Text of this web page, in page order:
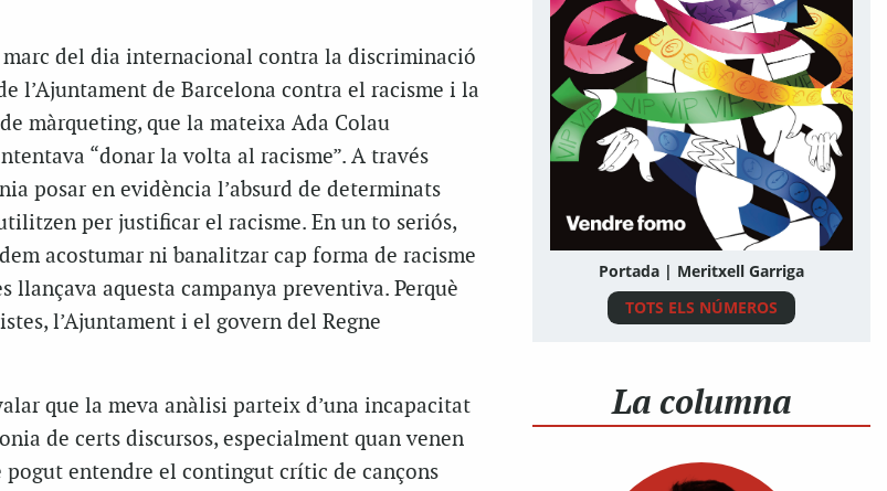
marc del dia internacional contra la discriminació
l’Ajuntament de Barcelona contra el racisme i la
màrqueting, que la mateixa Ada Colau
“donar la volta al racisme”. A través
posar en evidència l’absurd de determinats
per justificar el racisme. En un to seriós,
acostumar ni banalitzar cap forma de racisme
llançava aquesta campanya preventiva. Perquè
l’Ajuntament i el govern del Regne
que la meva anàlisi parteix d’una incapacitat
de certs discursos, especialment quan venen
pogut entendre el contingut crític de cançons
Portada | Meritxell Garriga
TOTS ELS NÚMEROS
La columna